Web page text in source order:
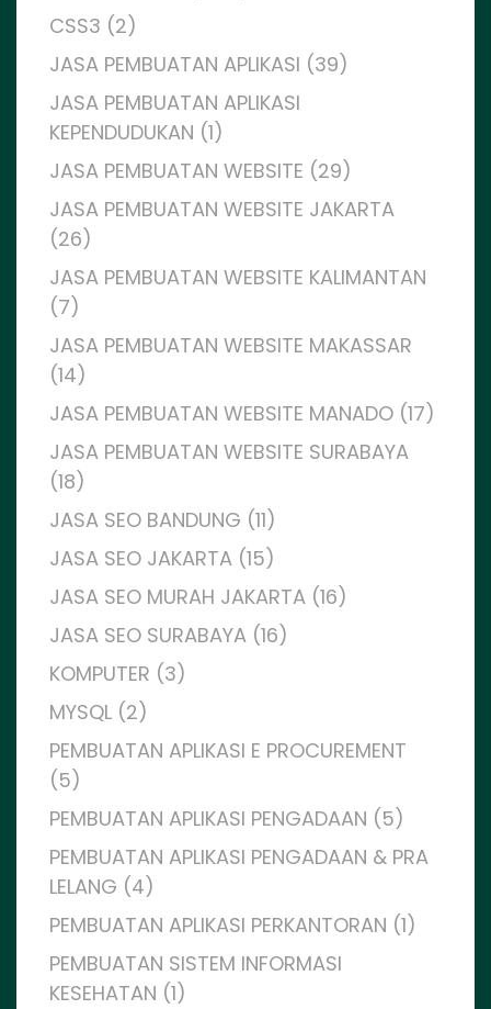
CSS3 (2)
JASA PEMBUATAN APLIKASI (39)
JASA PEMBUATAN APLIKASI
KEPENDUDUKAN (1)
JASA PEMBUATAN WEBSITE (29)
JASA PEMBUATAN WEBSITE JAKARTA
(26)
JASA PEMBUATAN WEBSITE KALIMANTAN
(7)
JASA PEMBUATAN WEBSITE MAKASSAR
(14)
JASA PEMBUATAN WEBSITE MANADO (17)
JASA PEMBUATAN WEBSITE SURABAYA
(18)
JASA SEO BANDUNG (11)
JASA SEO JAKARTA (15)
JASA SEO MURAH JAKARTA (16)
JASA SEO SURABAYA (16)
KOMPUTER (3)
MYSQL (2)
PEMBUATAN APLIKASI E PROCUREMENT
(5)
PEMBUATAN APLIKASI PENGADAAN (5)
PEMBUATAN APLIKASI PENGADAAN & PRA
LELANG (4)
PEMBUATAN APLIKASI PERKANTORAN (1)
PEMBUATAN SISTEM INFORMASI
KESEHATAN (1)